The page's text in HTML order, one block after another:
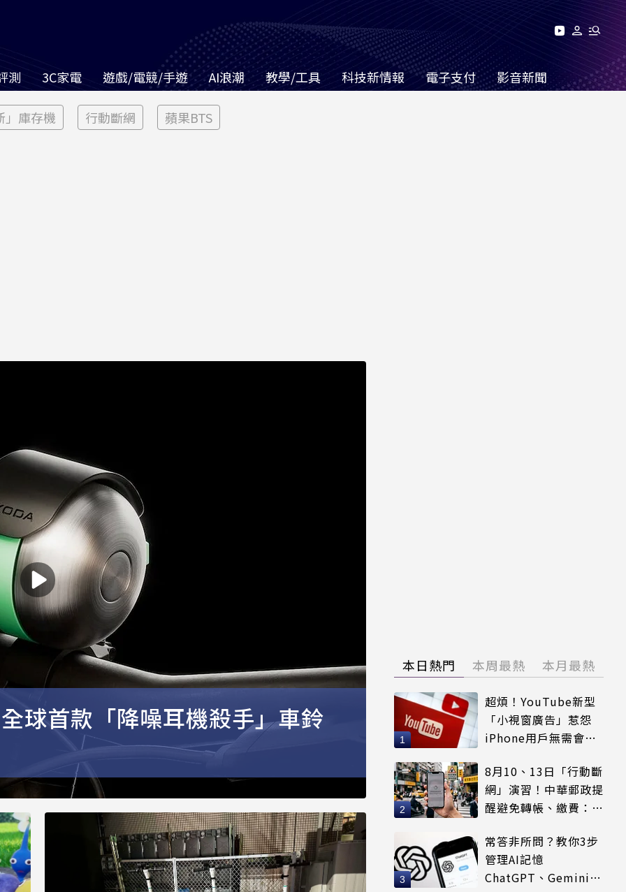
測 3C家電 遊戲/電競/手遊 AI浪潮 教學/工具 科技新情報 電子支付 影音新聞
」庫存機 行動斷網 蘋果BTS
球首款「降噪耳機殺手」車鈴
本日熱門 本周最熱 本月最熱
超煩！YouTube新型
「小視窗廣告」惹怨
iPhone用戶無需會員
8月10、13日「行動斷
網」演習！中華郵政提
醒避免轉帳、繳費：務
常答非所問？教你3步
管理AI記憶
ChatGPT、Gemini都